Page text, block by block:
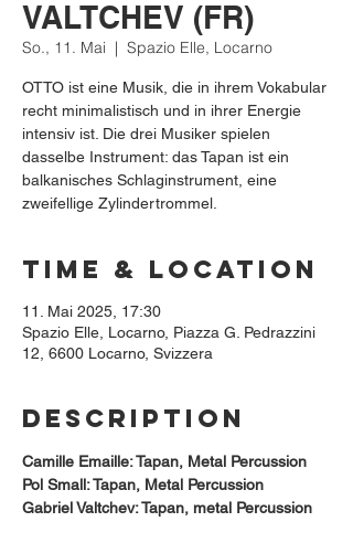
VALTCHEV (FR)
So., 11. Mai
  |
Spazio Elle, Locarno
OTTO ist eine Musik, die in ihrem Vokabular
recht minimalistisch und in ihrer Energie
intensiv ist. Die drei Musiker spielen
dasselbe Instrument: das Tapan ist ein
balkanisches Schlaginstrument, eine
zweifellige Zylindertrommel.
Time & Location
11. Mai 2025, 17:30
Spazio Elle, Locarno, Piazza G. Pedrazzini
12, 6600 Locarno, Svizzera
Description
Camille Emaille: Tapan, Metal Percussion
Pol Small: Tapan, Metal Percussion
Gabriel Valtchev: Tapan, metal Percussion